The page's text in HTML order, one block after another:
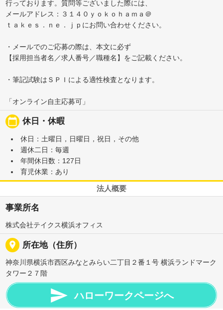
行っております。質問等ございました際には、
メールアドレス：３１４０ｙｏｋｏｈａｍａ＠
ｔａｋｅｓ．ｎｅ．ｊｐにお問い合わせください。
・メールでのご応募の際は、本文に必ず
【採用担当者名／求人番号／職種名】をご記載ください。
・筆記試験はＳＰＩによる適性検査となります。
「オンライン自主応募可」
calendar_today 休日・休暇
休日：土曜日，日曜日，祝日，その他
週休二日：毎週
年間休日数：127日
育児休業：あり
法人概要
事業所名
株式会社テイクス横浜オフィス
place 所在地（住所）
神奈川県横浜市西区みなとみらい二丁目２番１号 横浜ランドマーク
タワー２７階
 ハローワークページへ